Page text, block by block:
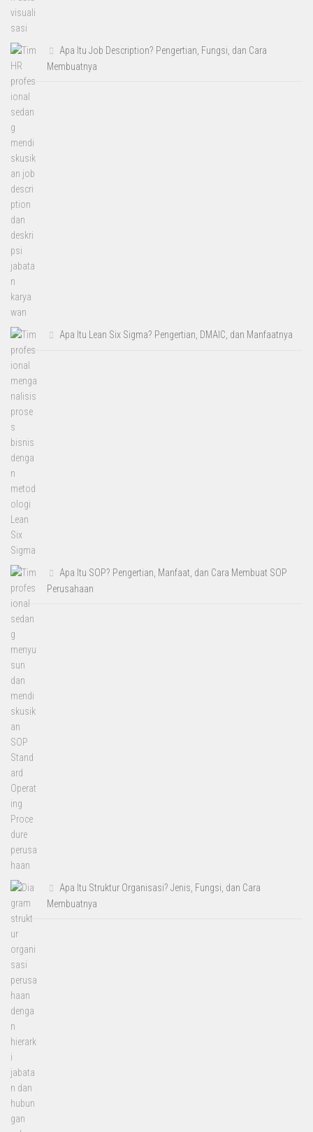
Apa Itu Job Description? Pengertian, Fungsi, dan Cara
Membuatnya
Apa Itu Lean Six Sigma? Pengertian, DMAIC, dan Manfaatnya
Apa Itu SOP? Pengertian, Manfaat, dan Cara Membuat SOP
Perusahaan
Apa Itu Struktur Organisasi? Jenis, Fungsi, dan Cara
Membuatnya